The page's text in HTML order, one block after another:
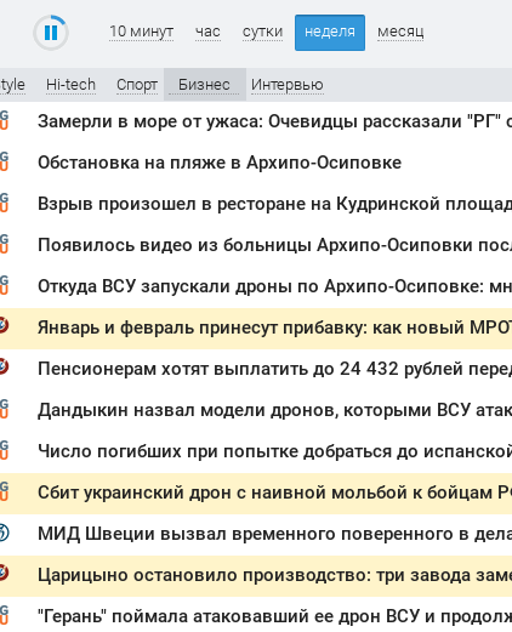
10 минут час сутки неделя месяц
Hi-tech Спорт Бизнес Интервью
Замерли в море от ужаса: Очевидцы рассказали
Обстановка на пляже в Архипо-Осиповке
Взрыв произошел в ресторане на Кудринской
Появилось видео из больницы Архипо-Осиповки
Откуда ВСУ запускали дроны по Архипо-Осиповке:
Дандыкин назвал модели дронов, которыми ВСУ
Число погибших при попытке добраться до
Сбит украинский дрон с наивной мольбой к бойцам
МИД Швеции вызвал временного поверенного в
Царицыно остановило производство: три завода
"Герань" поймала атаковавший ее дрон ВСУ и